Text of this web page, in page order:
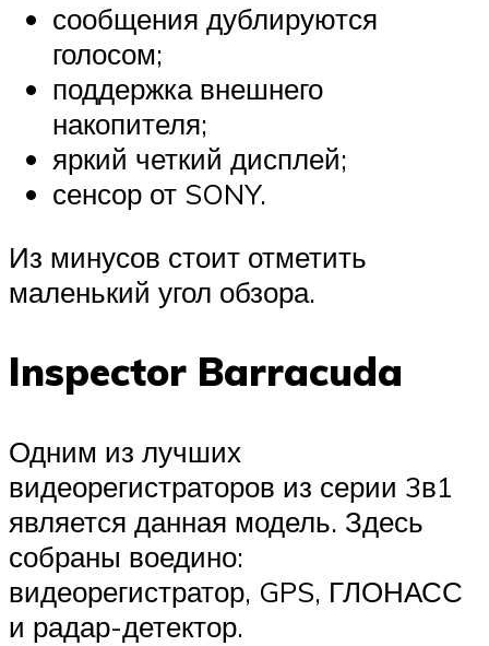
сообщения дублируются
голосом;
поддержка внешнего
накопителя;
яркий четкий дисплей;
сенсор от SONY.
Из минусов стоит отметить
маленький угол обзора.
Inspector Barracuda
Одним из лучших
видеорегистраторов из серии 3в1
является данная модель. Здесь
собраны воедино:
видеорегистратор, GPS, ГЛОНАСС
и радар-детектор.